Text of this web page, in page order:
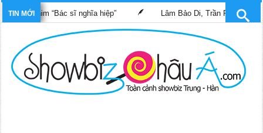
TIN MỚI
phim “Bác sĩ nghĩa hiệp” Lâm Bảo Di, Trần Pháp Dung tái